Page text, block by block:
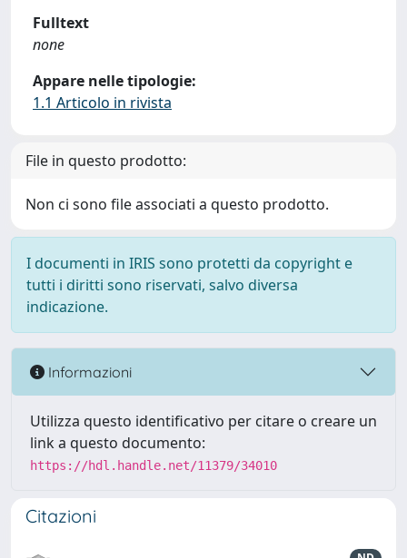
Fulltext
none
Appare nelle tipologie:
1.1 Articolo in rivista
File in questo prodotto:
Non ci sono file associati a questo prodotto.
I documenti in IRIS sono protetti da copyright e
tutti i diritti sono riservati, salvo diversa
indicazione.
Informazioni
Utilizza questo identificativo per citare o creare un
link a questo documento:
https://hdl.handle.net/11379/34010
Citazioni